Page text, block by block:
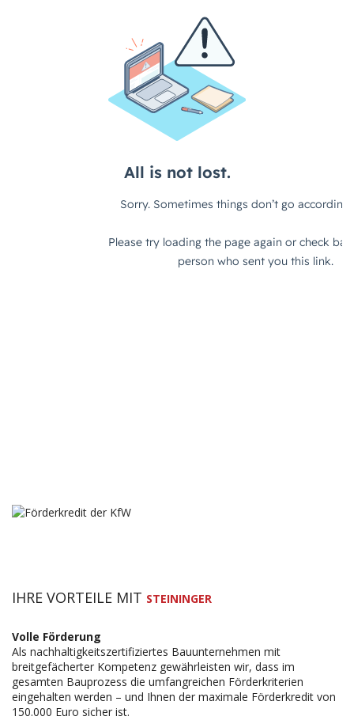
IHRE VORTEILE MIT STEININGER
Volle Förderung
Als nachhaltigkeitszertifiziertes Bauunternehmen mit
breitgefächerter Kompetenz gewährleisten wir, dass im
gesamten Bauprozess die umfangreichen Förderkriterien
eingehalten werden – und Ihnen der maximale Förderkredit von
150.000 Euro sicher ist.